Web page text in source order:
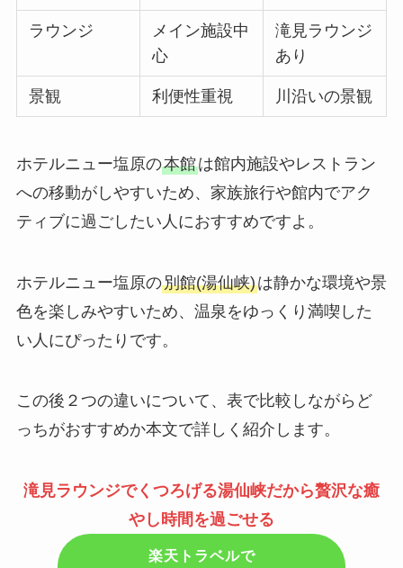
ラウンジ
メイン施設中
心
滝見ラウンジ
あり
景観 利便性重視 川沿いの景観
ホテルニュー塩原の本館は館内施設やレストラン
への移動がしやすいため、家族旅行や館内でアク
ティブに過ごしたい人におすすめですよ。
ホテルニュー塩原の別館(湯仙峡)は静かな環境や景
色を楽しみやすいため、温泉をゆっくり満喫した
い人にぴったりです。
この後２つの違いについて、表で比較しながらど
っちがおすすめか本文で詳しく紹介します。
滝見ラウンジでくつろげる湯仙峡だから贅沢な癒
やし時間を過ごせる
楽天トラベルで